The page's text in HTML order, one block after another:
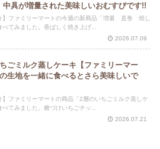
中具が増量された美味しいおむすびです!!
】ファミリーマートの今週の新商品「増量 直巻 焼し
べてみました。香ばしく焼き上げ...
2026.07.09
ごミルク蒸しケーキ【ファミリーマー
生地を一緒に食べるとさら美味しいで
】ファミリーマートの商品「2層のいちごミルク蒸しケ
べてみました。糖づけいちごチッ...
2026.07.21